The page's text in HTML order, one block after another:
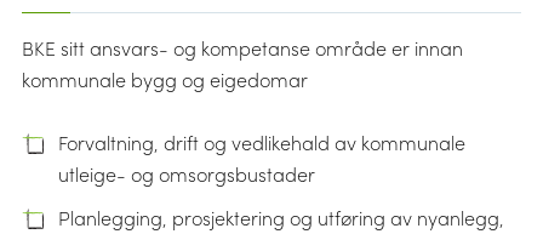
BKE sitt ansvars- og kompetanse område er innan
kommunale bygg og eigedomar
Forvaltning, drift og vedlikehald av kommunale
utleige- og omsorgsbustader
Planlegging, prosjektering og utføring av nyanlegg,